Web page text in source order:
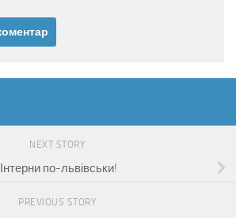
NEXT STORY
Інтерни по-львівськи!
PREVIOUS STORY